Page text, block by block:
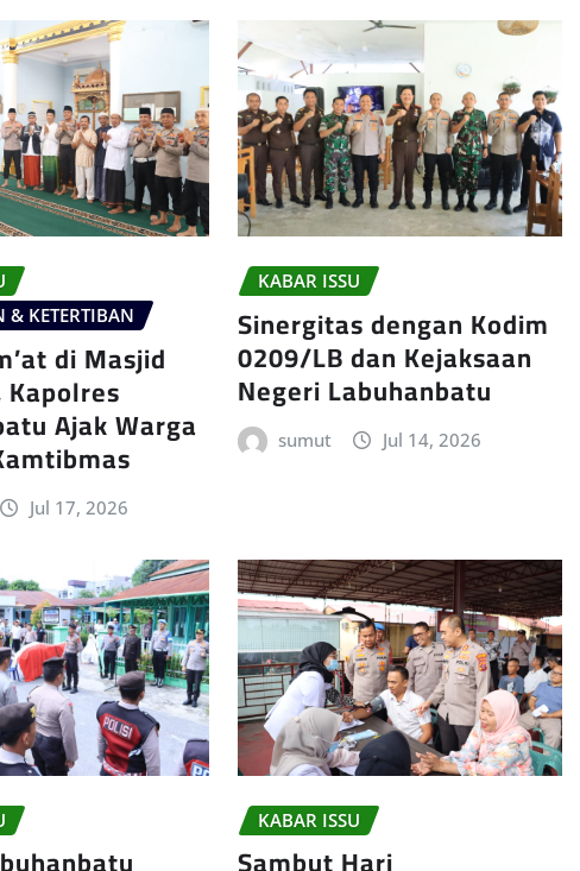
& KETERTIBAN
di Masjid
Ajak Warga
Jul 17, 2026
KABAR ISSU
Sinergitas dengan Kodim
0209/LB dan Kejaksaan
Negeri Labuhanbatu
sumut Jul 14, 2026
KABAR ISSU